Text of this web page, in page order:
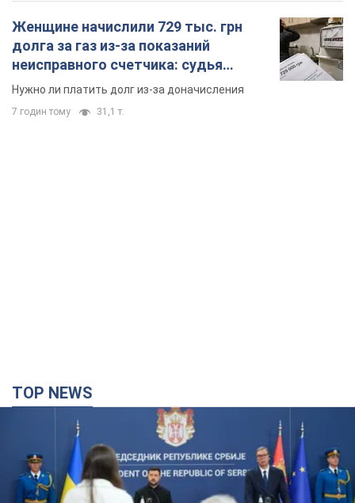
Женщине начислили 729 тыс. грн
долга за газ из-за показаний
неисправного счетчика: судья
вынес неожиданное решение
Нужно ли платить долг из-за доначисления
7 годин тому 31,1 т.
TOP NEWS